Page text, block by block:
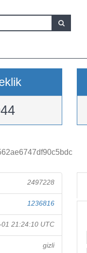
2497228
1236816
21:24:10 UTC
gizli